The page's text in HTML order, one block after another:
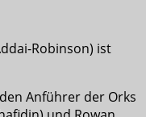
Robinson) ist
Anführer der Orks